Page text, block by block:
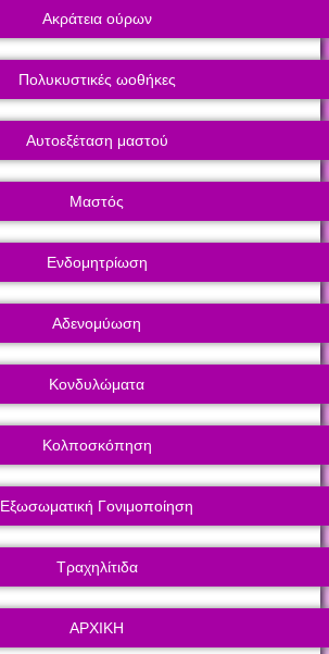
Ακράτεια ούρων
Πολυκυστικές ωοθήκες
Αυτοεξέταση μαστού
Μαστός
Ενδομητρίωση
Αδενομύωση
Κονδυλώματα
Κολποσκόπηση
Εξωσωματική Γονιμοποίηση
Τραχηλίτιδα
ΑΡΧΙΚΗ